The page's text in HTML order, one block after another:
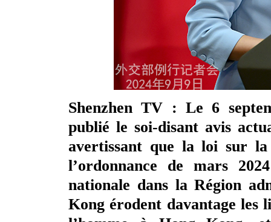
Shenzhen TV : Le 6
publié le soi-disant avis
avertissant que la loi sur
l’ordonnance de mars
nationale dans la Région
Kong érodent davantage les